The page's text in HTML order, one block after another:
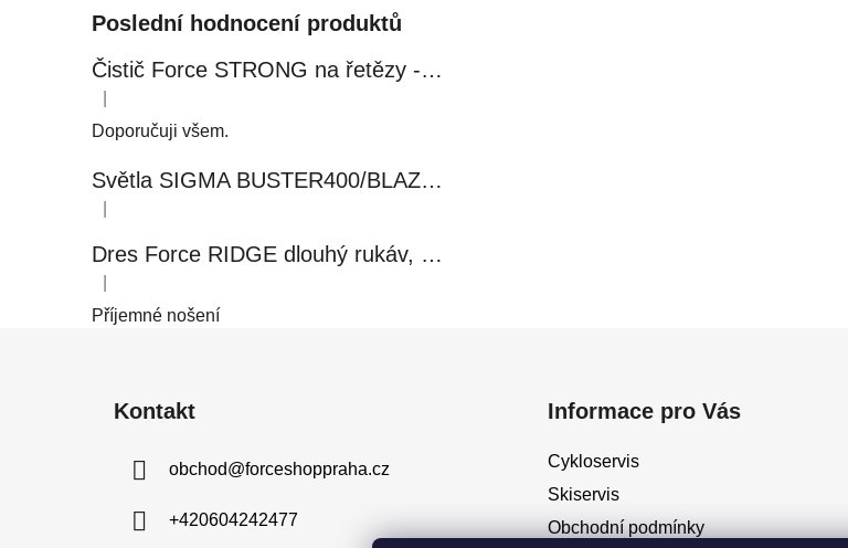
Poslední hodnocení produktů
Čistič Force STRONG na řetězy - 0,5 l, láhev - růžový
Hodnocení produktu je 5 z 5 hvězdiček.
Doporučuji všem.
Světla SIGMA BUSTER400/BLAZE FLASH, přední+zadní
Hodnocení produktu je 5 z 5 hvězdiček.
Dres Force RIDGE dlouhý rukáv, černo-modrý
Hodnocení produktu je 5 z 5 hvězdiček.
Příjemné nošení
Kontakt
obchod@forceshoppraha.cz
+420604242477
Informace pro Vás
Cykloservis
Skiservis
Obchodní podmínky